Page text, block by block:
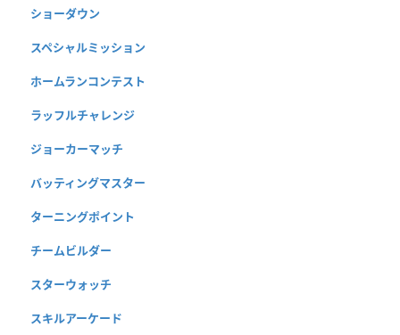
ショーダウン
スペシャルミッション
ホームランコンテスト
ラッフルチャレンジ
ジョーカーマッチ
バッティングマスター
ターニングポイント
チームビルダー
スターウォッチ
スキルアーケード